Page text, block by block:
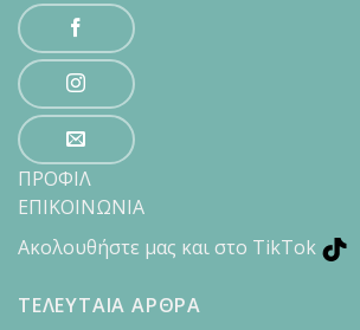
ΠΡΟΦΙΛ
ΕΠΙΚΟΙΝΩΝΙΑ
Ακολουθήστε μας και στο TikTok
ΤΕΛΕΥΤΑΙΑ ΑΡΘΡΑ